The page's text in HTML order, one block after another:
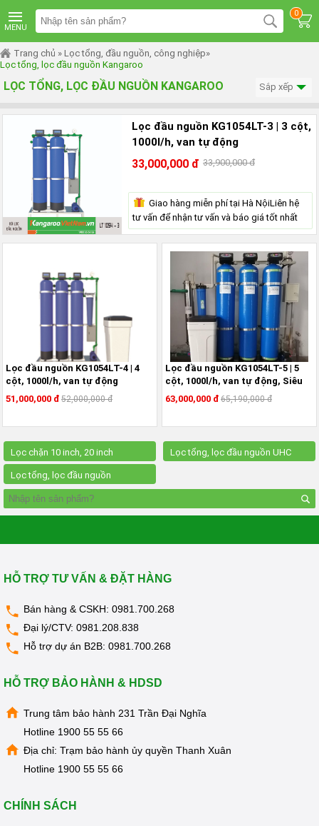
MENU
0
TRANG
CHỦ
MÁY
LỌC
NƯỚC
KANGAROO
ÂM
NƯỚC
ĐỨNG
LỌC
NƯỚC
KANGAROO
LỌC
NƯỚC
HYDROGEN
KANGAROO
MÁY
NÓNG
LẠNH
KANGAROO
CÂY
NƯỚC
KANGAROO
LÕI
LỌC
KANGAROO
LINH
KIỆN
MÁY
NƯỚC
TỔNG,
ĐẦU
NGUỒN,
NGHIỆP
NHÀ
BẾP
Trang chủ » Lọc tổng, đầu nguồn, công nghiệp»
Lọc tổng, lọc đầu nguồn Kangaroo
LỌC TỔNG, LỌC ĐẦU NGUỒN KANGAROO Sắp xếp
Lọc đầu nguồn KG1054LT-3 | 3 cột,
1000l/h, van tự động
33,000,000 đ 33,900,000 đ
Giao hàng miễn phí tại Hà NộiLiên hệ
tư vấn để nhận tư vấn và báo giá tốt nhất
Lọc đầu nguồn KG1054LT-4 | 4
cột, 1000l/h, van tự động
51,000,000 đ 52,000,000 đ
Lọc đầu nguồn KG1054LT-5 | 5
cột, 1000l/h, van tự động, Siêu
lọc UF
63,000,000 đ 65,190,000 đ
Lọc chặn 10 inch, 20 inch Lọc tổng, lọc đầu nguồn UHC
Lọc tổng, lọc đầu nguồn
Kangaroo
HỖ TRỢ TƯ VẤN & ĐẶT HÀNG
Bán hàng & CSKH: 0981.700.268
Đại lý/CTV: 0981.208.838
Hỗ trợ dự án B2B: 0981.700.268
HỖ TRỢ BẢO HÀNH & HDSD
Trung tâm bảo hành 231 Trần Đại Nghĩa
Hotline 1900 55 55 66
Địa chỉ: Trạm bảo hành ủy quyền Thanh Xuân
Hotline 1900 55 55 66
CHÍNH SÁCH